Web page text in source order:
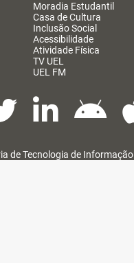
Moradia Estudantil
Casa de Cultura
Inclusão Social
Acessibilidade
Atividade Física
TV UEL
UEL FM
de Tecnologia de Informação